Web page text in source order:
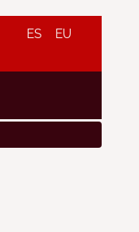
ES EU